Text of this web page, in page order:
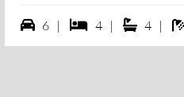
6 vagas na garagem
6 | 4 dormiórios
4 | 4 suítes
4 |